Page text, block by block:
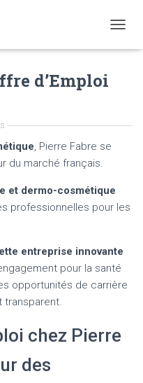
O
A
d’Emploi
, Pierre Fabre se
du marché français.
et dermo-cosmétique
professionnelles pour les
entreprise innovante
pour la santé
opportunités de carrière
transparent.
chez Pierre
des